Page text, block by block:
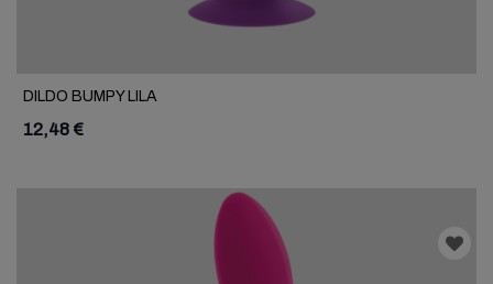
DILDO BUMPY LILA
12,48 €